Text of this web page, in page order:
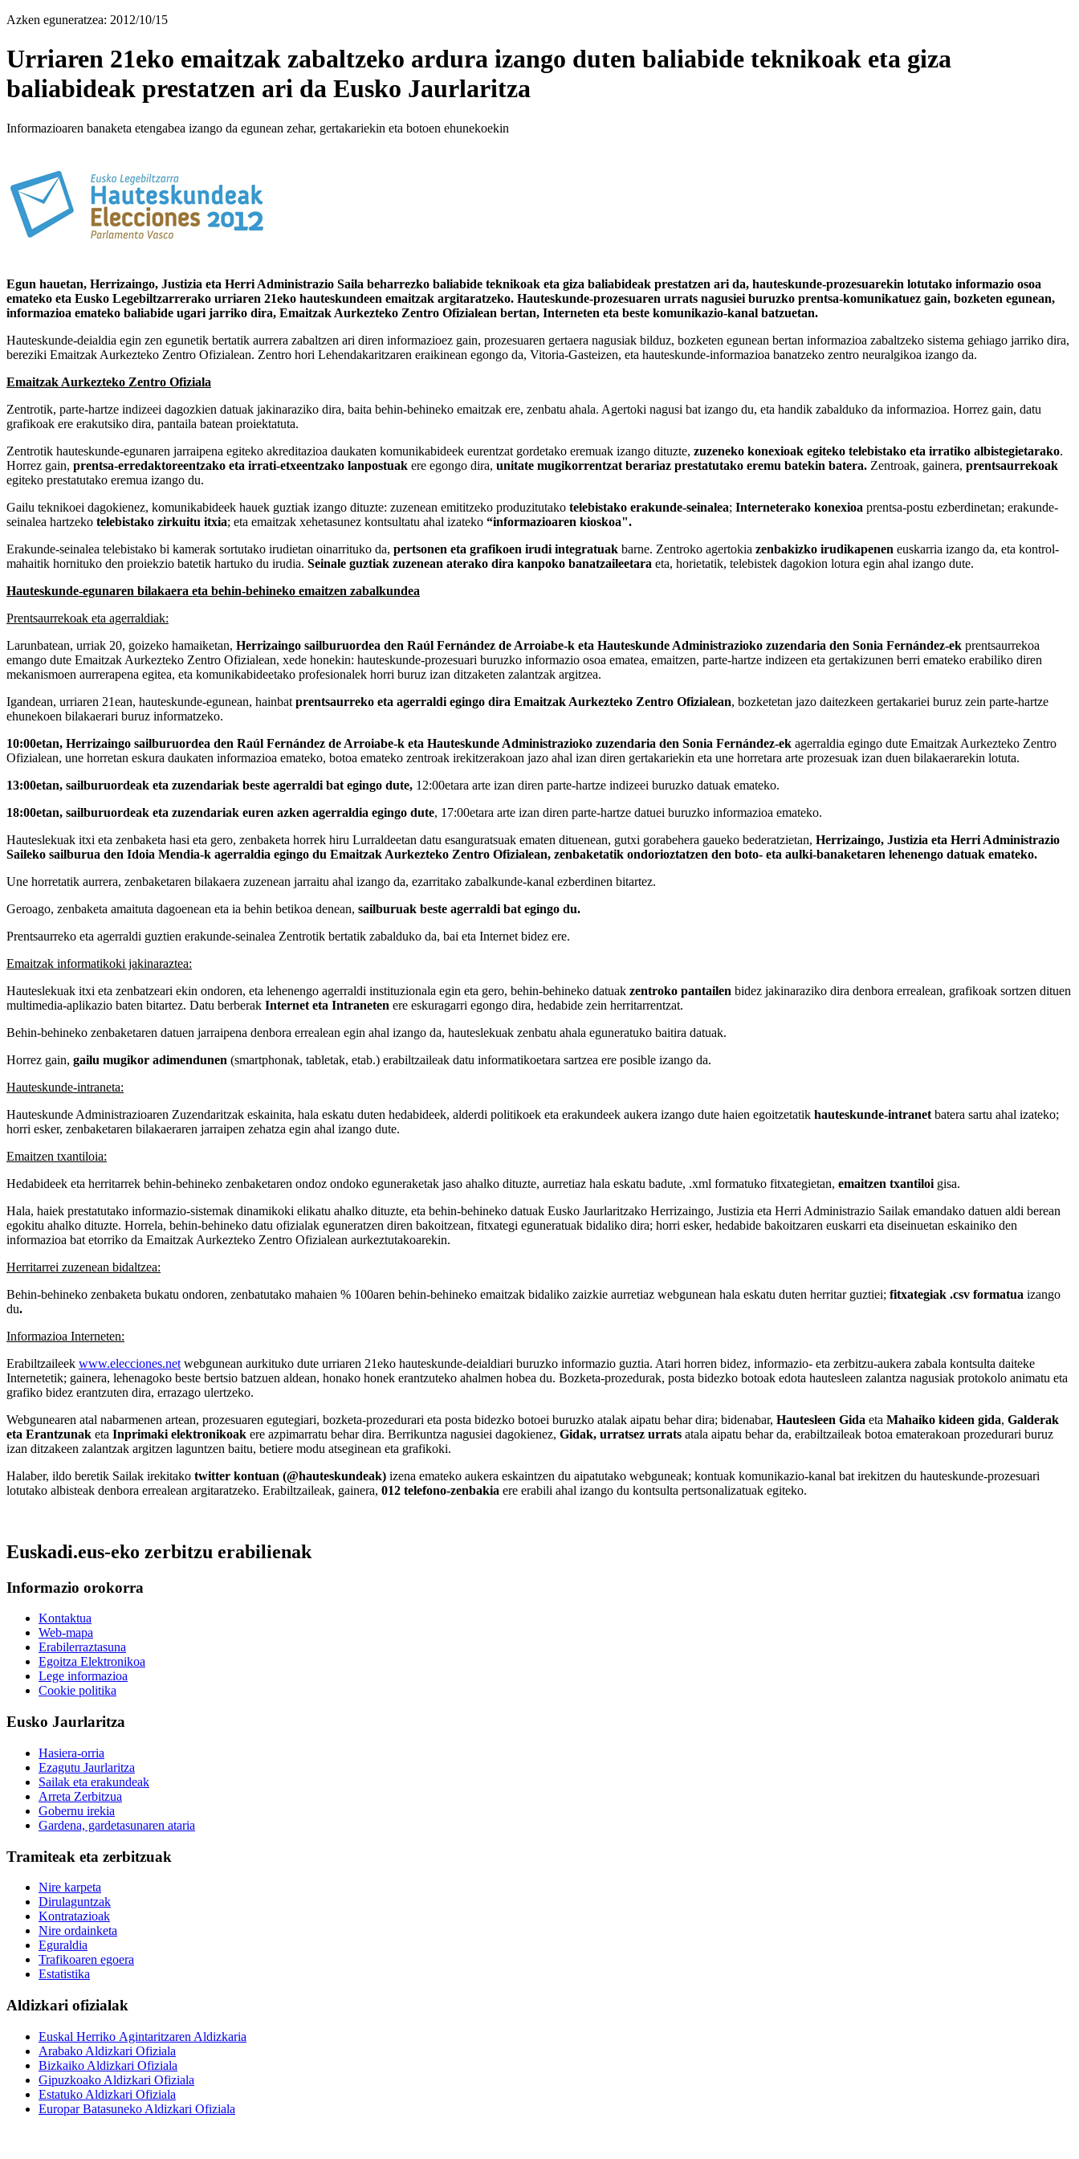
Azken eguneratzea: 2012/10/15
Urriaren 21eko emaitzak zabaltzeko ardura izango duten baliabide teknikoak eta giza
baliabideak prestatzen ari da Eusko Jaurlaritza
Informazioaren banaketa etengabea izango da egunean zehar, gertakariekin eta botoen ehunekoekin
Egun hauetan, Herrizaingo, Justizia eta Herri Administrazio Saila beharrezko baliabide teknikoak eta giza baliabideak prestatzen ari da, hauteskunde-prozesuarekin lotutako informazio osoa
emateko eta Eusko Legebiltzarrerako urriaren 21eko hauteskundeen emaitzak argitaratzeko. Hauteskunde-prozesuaren urrats nagusiei buruzko prentsa-komunikatuez gain, bozketen egunean,
informazioa emateko baliabide ugari jarriko dira, Emaitzak Aurkezteko Zentro Ofizialean bertan, Interneten eta beste komunikazio-kanal batzuetan.
Hauteskunde-deialdia egin zen egunetik bertatik aurrera zabaltzen ari diren informazioez gain, prozesuaren gertaera nagusiak bilduz, bozketen egunean bertan informazioa zabaltzeko sistema gehiago jarriko dira,
bereziki Emaitzak Aurkezteko Zentro Ofizialean. Zentro hori Lehendakaritzaren eraikinean egongo da, Vitoria-Gasteizen, eta hauteskunde-informazioa banatzeko zentro neuralgikoa izango da.
Emaitzak Aurkezteko Zentro Ofiziala
Zentrotik, parte-hartze indizeei dagozkien datuak jakinaraziko dira, baita behin-behineko emaitzak ere, zenbatu ahala. Agertoki nagusi bat izango du, eta handik zabalduko da informazioa. Horrez gain, datu
grafikoak ere erakutsiko dira, pantaila batean proiektatuta.
Zentrotik hauteskunde-egunaren jarraipena egiteko akreditazioa daukaten komunikabideek eurentzat gordetako eremuak izango dituzte, zuzeneko konexioak egiteko telebistako eta irratiko albistegietarako.
Horrez gain, prentsa-erredaktoreentzako eta irrati-etxeentzako lanpostuak ere egongo dira, unitate mugikorrentzat berariaz prestatutako eremu batekin batera. Zentroak, gainera, prentsaurrekoak
egiteko prestatutako eremua izango du.
Gailu teknikoei dagokienez, komunikabideek hauek guztiak izango dituzte: zuzenean emititzeko produzitutako telebistako erakunde-seinalea; Interneterako konexioa prentsa-postu ezberdinetan; erakunde-
seinalea hartzeko telebistako zirkuitu itxia; eta emaitzak xehetasunez kontsultatu ahal izateko “informazioaren kioskoa".
Erakunde-seinalea telebistako bi kamerak sortutako irudietan oinarrituko da, pertsonen eta grafikoen irudi integratuak barne. Zentroko agertokia zenbakizko irudikapenen euskarria izango da, eta kontrol-
mahaitik hornituko den proiekzio batetik hartuko du irudia. Seinale guztiak zuzenean aterako dira kanpoko banatzaileetara eta, horietatik, telebistek dagokion lotura egin ahal izango dute.
Hauteskunde-egunaren bilakaera eta behin-behineko emaitzen zabalkundea
Prentsaurrekoak eta agerraldiak:
Larunbatean, urriak 20, goizeko hamaiketan, Herrizaingo sailburuordea den Raúl Fernández de Arroiabe-k eta Hauteskunde Administrazioko zuzendaria den Sonia Fernández-ek prentsaurrekoa
emango dute Emaitzak Aurkezteko Zentro Ofizialean, xede honekin: hauteskunde-prozesuari buruzko informazio osoa ematea, emaitzen, parte-hartze indizeen eta gertakizunen berri emateko erabiliko diren
mekanismoen aurrerapena egitea, eta komunikabideetako profesionalek horri buruz izan ditzaketen zalantzak argitzea.
Igandean, urriaren 21ean, hauteskunde-egunean, hainbat prentsaurreko eta agerraldi egingo dira Emaitzak Aurkezteko Zentro Ofizialean, bozketetan jazo daitezkeen gertakariei buruz zein parte-hartze
ehunekoen bilakaerari buruz informatzeko.
10:00etan, Herrizaingo sailburuordea den Raúl Fernández de Arroiabe-k eta Hauteskunde Administrazioko zuzendaria den Sonia Fernández-ek agerraldia egingo dute Emaitzak Aurkezteko Zentro
Ofizialean, une horretan eskura daukaten informazioa emateko, botoa emateko zentroak irekitzerakoan jazo ahal izan diren gertakariekin eta une horretara arte prozesuak izan duen bilakaerarekin lotuta.
13:00etan, sailburuordeak eta zuzendariak beste agerraldi bat egingo dute, 12:00etara arte izan diren parte-hartze indizeei buruzko datuak emateko.
18:00etan, sailburuordeak eta zuzendariak euren azken agerraldia egingo dute, 17:00etara arte izan diren parte-hartze datuei buruzko informazioa emateko.
Hauteslekuak itxi eta zenbaketa hasi eta gero, zenbaketa horrek hiru Lurraldeetan datu esanguratsuak ematen dituenean, gutxi gorabehera gaueko bederatzietan, Herrizaingo, Justizia eta Herri Administrazio
Saileko sailburua den Idoia Mendia-k agerraldia egingo du Emaitzak Aurkezteko Zentro Ofizialean, zenbaketatik ondorioztatzen den boto- eta aulki-banaketaren lehenengo datuak emateko.
Une horretatik aurrera, zenbaketaren bilakaera zuzenean jarraitu ahal izango da, ezarritako zabalkunde-kanal ezberdinen bitartez.
Geroago, zenbaketa amaituta dagoenean eta ia behin betikoa denean, sailburuak beste agerraldi bat egingo du.
Prentsaurreko eta agerraldi guztien erakunde-seinalea Zentrotik bertatik zabalduko da, bai eta Internet bidez ere.
Emaitzak informatikoki jakinaraztea:
Hauteslekuak itxi eta zenbatzeari ekin ondoren, eta lehenengo agerraldi instituzionala egin eta gero, behin-behineko datuak zentroko pantailen bidez jakinaraziko dira denbora errealean, grafikoak sortzen dituen
multimedia-aplikazio baten bitartez. Datu berberak Internet eta Intraneten ere eskuragarri egongo dira, hedabide zein herritarrentzat.
Behin-behineko zenbaketaren datuen jarraipena denbora errealean egin ahal izango da, hauteslekuak zenbatu ahala eguneratuko baitira datuak.
Horrez gain, gailu mugikor adimendunen (smartphonak, tabletak, etab.) erabiltzaileak datu informatikoetara sartzea ere posible izango da.
Hauteskunde-intraneta:
Hauteskunde Administrazioaren Zuzendaritzak eskainita, hala eskatu duten hedabideek, alderdi politikoek eta erakundeek aukera izango dute haien egoitzetatik hauteskunde-intranet batera sartu ahal izateko;
horri esker, zenbaketaren bilakaeraren jarraipen zehatza egin ahal izango dute.
Emaitzen txantiloia:
Hedabideek eta herritarrek behin-behineko zenbaketaren ondoz ondoko eguneraketak jaso ahalko dituzte, aurretiaz hala eskatu badute, .xml formatuko fitxategietan, emaitzen txantiloi gisa.
Hala, haiek prestatutako informazio-sistemak dinamikoki elikatu ahalko dituzte, eta behin-behineko datuak Eusko Jaurlaritzako Herrizaingo, Justizia eta Herri Administrazio Sailak emandako datuen aldi berean
egokitu ahalko dituzte. Horrela, behin-behineko datu ofizialak eguneratzen diren bakoitzean, fitxategi eguneratuak bidaliko dira; horri esker, hedabide bakoitzaren euskarri eta diseinuetan eskainiko den
informazioa bat etorriko da Emaitzak Aurkezteko Zentro Ofizialean aurkeztutakoarekin.
Herritarrei zuzenean bidaltzea:
Behin-behineko zenbaketa bukatu ondoren, zenbatutako mahaien % 100aren behin-behineko emaitzak bidaliko zaizkie aurretiaz webgunean hala eskatu duten herritar guztiei; fitxategiak .csv formatua izango
du.
Informazioa Interneten:
Erabiltzaileek www.elecciones.net webgunean aurkituko dute urriaren 21eko hauteskunde-deialdiari buruzko informazio guztia. Atari horren bidez, informazio- eta zerbitzu-aukera zabala kontsulta daiteke
Internetetik; gainera, lehenagoko beste bertsio batzuen aldean, honako honek erantzuteko ahalmen hobea du. Bozketa-prozedurak, posta bidezko botoak edota hautesleen zalantza nagusiak protokolo animatu eta
grafiko bidez erantzuten dira, errazago ulertzeko.
Webgunearen atal nabarmenen artean, prozesuaren egutegiari, bozketa-prozedurari eta posta bidezko botoei buruzko atalak aipatu behar dira; bidenabar, Hautesleen Gida eta Mahaiko kideen gida, Galderak
eta Erantzunak eta Inprimaki elektronikoak ere azpimarratu behar dira. Berrikuntza nagusiei dagokienez, Gidak, urratsez urrats atala aipatu behar da, erabiltzaileak botoa ematerakoan prozedurari buruz
izan ditzakeen zalantzak argitzen laguntzen baitu, betiere modu atseginean eta grafikoki.
Halaber, ildo beretik Sailak irekitako twitter kontuan (@hauteskundeak) izena emateko aukera eskaintzen du aipatutako webguneak; kontuak komunikazio-kanal bat irekitzen du hauteskunde-prozesuari
lotutako albisteak denbora errealean argitaratzeko. Erabiltzaileak, gainera, 012 telefono-zenbakia ere erabili ahal izango du kontsulta pertsonalizatuak egiteko.
Euskadi.eus-eko zerbitzu erabilienak
Informazio orokorra
Kontaktua
Web-mapa
Erabilerraztasuna
Egoitza Elektronikoa
Lege informazioa
Cookie politika
Eusko Jaurlaritza
Hasiera-orria
Ezagutu Jaurlaritza
Sailak eta erakundeak
Arreta Zerbitzua
Gobernu irekia
Gardena, gardetasunaren ataria
Tramiteak eta zerbitzuak
Nire karpeta
Dirulaguntzak
Kontratazioak
Nire ordainketa
Eguraldia
Trafikoaren egoera
Estatistika
Aldizkari ofizialak
Euskal Herriko Agintaritzaren Aldizkaria
Arabako Aldizkari Ofiziala
Bizkaiko Aldizkari Ofiziala
Gipuzkoako Aldizkari Ofiziala
Estatuko Aldizkari Ofiziala
Europar Batasuneko Aldizkari Ofiziala